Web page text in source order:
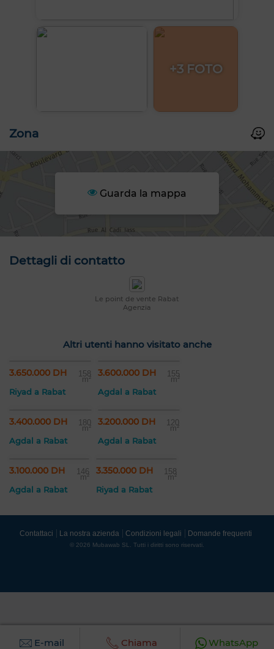
+3 FOTO
Zona
Guarda la mappa
Dettagli di contatto
Le point de vente Rabat
Agenzia
Altri utenti hanno visitato anche
3.650.000 DH 158
m²
Riyad a Rabat
3.600.000 DH 155
m²
Agdal a Rabat
3.400.000 DH 180
m²
Agdal a Rabat
3.200.000 DH 120
m²
Agdal a Rabat
3.100.000 DH 146
m²
Agdal a Rabat
3.350.000 DH 158
m²
Riyad a Rabat
E-mail Chiama WhatsApp
Contattaci La nostra azienda Condizioni legali Domande frequenti
© 2026 Mubawab SL. Tutti i diritti sono riservati.